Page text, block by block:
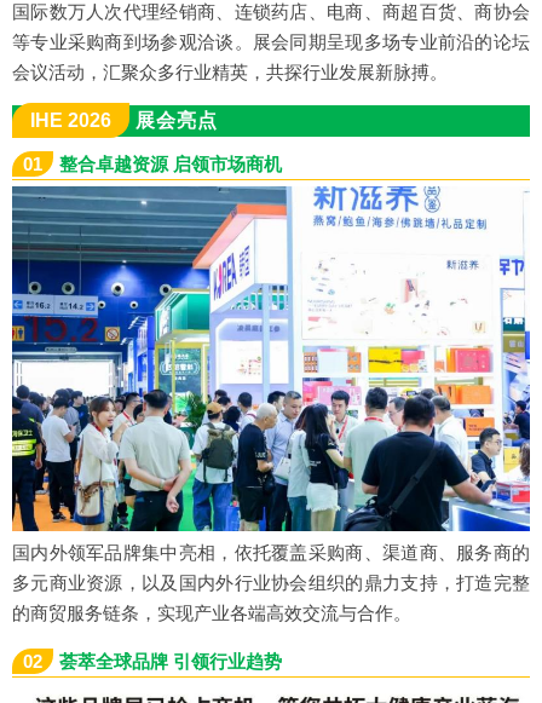
国际数万人次代理经销商、连锁药店、电商、商超百货、商协会
等专业采购商到场参观洽谈。展会同期呈现多场专业前沿的论坛
会议活动，汇聚众多行业精英，共探行业发展新脉搏。
IHE 2026 展会亮点
01 整合卓越资源 启领市场商机
国内外领军品牌集中亮相，依托覆盖采购商、渠道商、服务商的
多元商业资源，以及国内外行业协会组织的鼎力支持，打造完整
的商贸服务链条，实现产业各端高效交流与合作。
02 荟萃全球品牌 引领行业趋势